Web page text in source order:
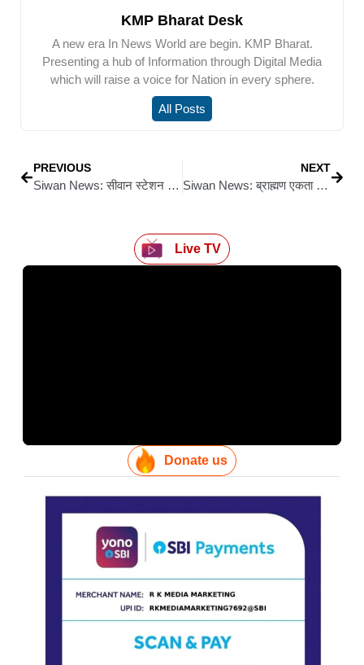
KMP Bharat Desk
A new era In News World are begin. KMP Bharat.
Presenting a hub of Information through Digital Media
which will raise a voice for Nation in every sphere.
All Posts
PREVIOUS
Siwan News: सीवान स्टेशन पर CPDS टीम ने 42 बोतल विदेशी शराब की बरामद, उत्पाद विभाग को सौंपा गया मामला
NEXT
Siwan News: ब्राह्मण एकता को मजबूत करने का संकल्प, संगठन विस्तार के लिए बनी 11 सदस्यीय कमेटी
Live TV
Donate us